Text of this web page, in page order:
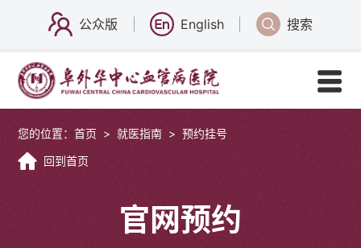
公众版 English 搜索
您的位置：首页 > 就医指南 > 预约挂号
回到首页
官网预约